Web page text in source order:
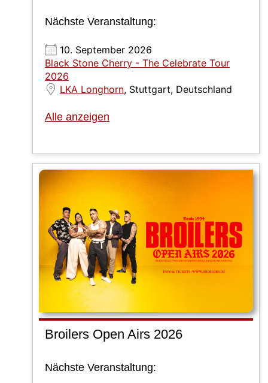
Nächste Veranstaltung:
10. September 2026
Black Stone Cherry - The Celebrate Tour
2026
LKA Longhorn, Stuttgart, Deutschland
Alle anzeigen
Broilers Open Airs 2026
Nächste Veranstaltung: